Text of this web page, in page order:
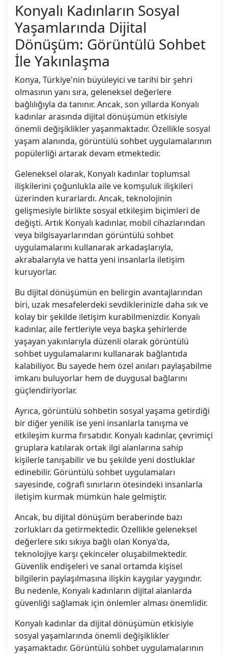
Konyalı Kadınların Sosyal
Yaşamlarında Dijital
Dönüşüm: Görüntülü Sohbet
İle Yakınlaşma
Konya, Türkiye'nin büyüleyici ve tarihi bir şehri
olmasının yanı sıra, geleneksel değerlere
bağlılığıyla da tanınır. Ancak, son yıllarda Konyalı
kadınlar arasında dijital dönüşümün etkisiyle
önemli değişiklikler yaşanmaktadır. Özellikle sosyal
yaşam alanında, görüntülü sohbet uygulamalarının
popülerliği artarak devam etmektedir.
Geleneksel olarak, Konyalı kadınlar toplumsal
ilişkilerini çoğunlukla aile ve komşuluk ilişkileri
üzerinden kurarlardı. Ancak, teknolojinin
gelişmesiyle birlikte sosyal etkileşim biçimleri de
değişti. Artık Konyalı kadınlar, mobil cihazlarından
veya bilgisayarlarından görüntülü sohbet
uygulamalarını kullanarak arkadaşlarıyla,
akrabalarıyla ve hatta yeni insanlarla iletişim
kuruyorlar.
Bu dijital dönüşümün en belirgin avantajlarından
biri, uzak mesafelerdeki sevdiklerinizle daha sık ve
kolay bir şekilde iletişim kurabilmenizdir. Konyalı
kadınlar, aile fertleriyle veya başka şehirlerde
yaşayan yakınlarıyla düzenli olarak görüntülü
sohbet uygulamalarını kullanarak bağlantıda
kalabiliyor. Bu sayede hem özel anıları paylaşabilme
imkanı buluyorlar hem de duygusal bağlarını
güçlendiriyorlar.
Ayrıca, görüntülü sohbetin sosyal yaşama getirdiği
bir diğer yenilik ise yeni insanlarla tanışma ve
etkileşim kurma fırsatıdır. Konyalı kadınlar, çevrimiçi
gruplara katılarak ortak ilgi alanlarına sahip
kişilerle tanışabilir ve bu şekilde yeni dostluklar
edinebilir. Görüntülü sohbet uygulamaları
sayesinde, coğrafi sınırların ötesindeki insanlarla
iletişim kurmak mümkün hale gelmiştir.
Ancak, bu dijital dönüşüm beraberinde bazı
zorlukları da getirmektedir. Özellikle geleneksel
değerlere sıkı sıkıya bağlı olan Konya'da,
teknolojiye karşı çekinceler oluşabilmektedir.
Güvenlik endişeleri ve sanal ortamda kişisel
bilgilerin paylaşılmasına ilişkin kaygılar yaygındır.
Bu nedenle, Konyalı kadınların dijital alanlarda
güvenliği sağlamak için önlemler alması önemlidir.
Konyalı kadınlar da dijital dönüşümün etkisiyle
sosyal yaşamlarında önemli değişiklikler
yaşamaktadır. Görüntülü sohbet uygulamalarının